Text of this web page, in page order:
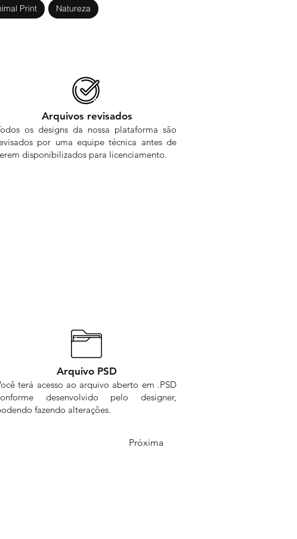
Print Natureza
Arquivos revisados
os designs da nossa plataforma são
por uma equipe técnica antes de
disponibilizados para licenciamento.
Arquivo PSD
terá acesso ao arquivo aberto em .PSD
desenvolvido pelo designer,
fazendo alterações.
Próxima